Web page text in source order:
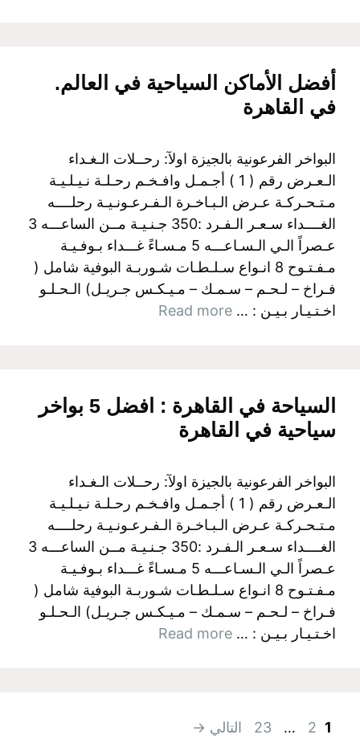
أفضل الأماكن السياحية في العالم.
في القاهرة
البواخر الفرعونية بالجيزة اولآ: رحــلات الـغـداء
الـعـرض رقم ( 1 ) أجـمـل وافـخـم رحـلـة نـيـلـيـة
مـتـحـركـة عـرض الـبـاخـرة الـفـرعـونـيـة رحلــــه
الغــــداء سـعـر الـفـرد :350 جـنـيـة مــن الساعـــه 3
عـصراً الـي الـسـاعـــه 5 مـسـاءً غـــداء بـوفـيـة
مـفـتـوح 8 انـواع سـلـطـات شـوربـة البوفية شامل (
فـراخ – لـحـم – سـمـك – مـيـكـس جـريـل) الـحـلـو
اخـتـيـار بـيـن : … Read more
السياحة في القاهرة : افضل 5 بواخر
سياحية في القاهرة
البواخر الفرعونية بالجيزة اولآ: رحــلات الـغـداء
الـعـرض رقم ( 1 ) أجـمـل وافـخـم رحـلـة نـيـلـيـة
مـتـحـركـة عـرض الـبـاخـرة الـفـرعـونـيـة رحلــــه
الغــــداء سـعـر الـفـرد :350 جـنـيـة مــن الساعـــه 3
عـصراً الـي الـسـاعـــه 5 مـسـاءً غـــداء بـوفـيـة
مـفـتـوح 8 انـواع سـلـطـات شـوربـة البوفية شامل (
فـراخ – لـحـم – سـمـك – مـيـكـس جـريـل) الـحـلـو
اخـتـيـار بـيـن : … Read more
Page
1
Page
2
…
Page
23 التالي →